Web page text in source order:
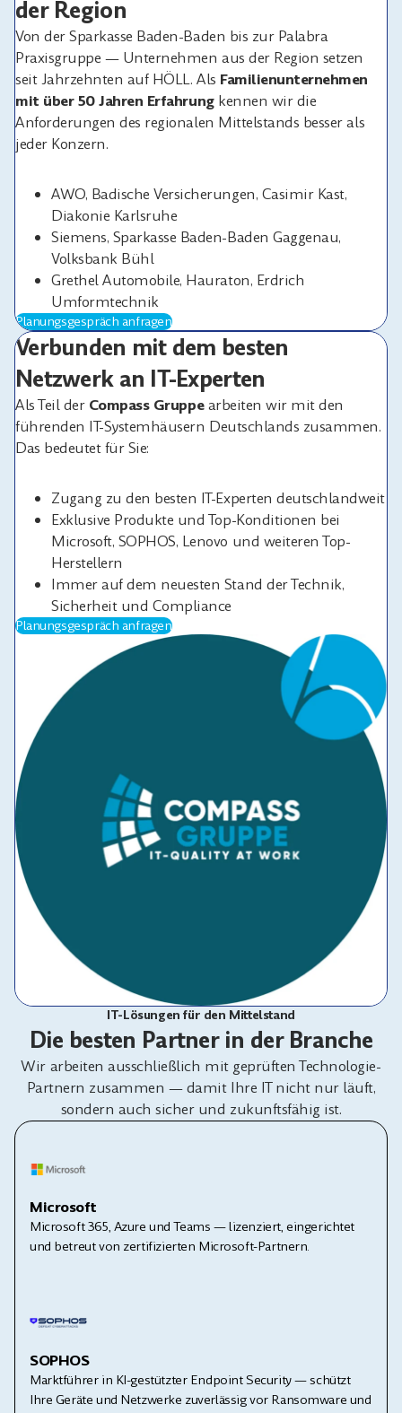
der Region
Von der Sparkasse Baden-Baden bis zur Palabra
Praxisgruppe — Unternehmen aus der Region setzen
seit Jahrzehnten auf HÖLL. Als Familienunternehmen
mit über 50 Jahren Erfahrungkennen wir die
Anforderungen des regionalen Mittelstands besser als
jeder Konzern.
AWO, Badische Versicherungen, Casimir Kast,
Diakonie Karlsruhe
Siemens, Sparkasse Baden-Baden Gaggenau,
Volksbank Bühl
Grethel Automobile, Hauraton, Erdrich
Umformtechnik
Planungsgespräch anfragen
Verbunden mit dem besten
Netzwerk an IT-Experten
Als Teil der Compass Gruppearbeiten wir mit den
führenden IT-Systemhäusern Deutschlands zusammen.
Das bedeutet für Sie:
Zugang zu den besten IT-Experten deutschlandweit
Exklusive Produkte und Top-Konditionen bei
Microsoft, SOPHOS, Lenovo und weiteren Top-
Herstellern
Immer auf dem neuesten Stand der Technik,
Sicherheit und Compliance
Planungsgespräch anfragen
IT-Lösungen für den Mittelstand
Die besten Partner in der Branche
Wir arbeiten ausschließlich mit geprüften Technologie-
Partnern zusammen — damit Ihre IT nicht nur läuft,
sondern auch sicher und zukunftsfähig ist.
Microsoft
Microsoft 365, Azure und Teams — lizenziert, eingerichtet
und betreut von zertifizierten Microsoft-Partnern.
SOPHOS
Marktführer in KI-gestützter Endpoint Security — schützt
Ihre Geräte und Netzwerke zuverlässig vor Ransomware und